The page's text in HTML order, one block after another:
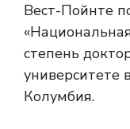
Вест-Пойнте
степень
университете
Колумбия.